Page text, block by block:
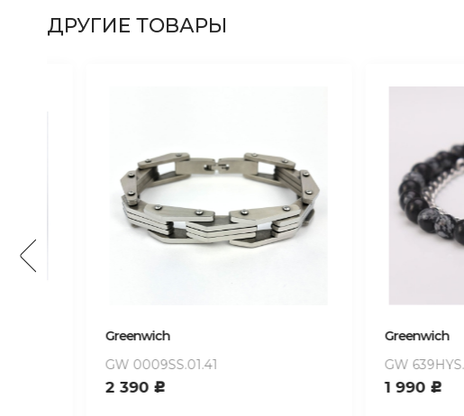
ДРУГИЕ ТОВАРЫ
Greenwich
GW 0009SS.01.41
2 390c
Greenwich
GW 639HYS.01.71
1 990c